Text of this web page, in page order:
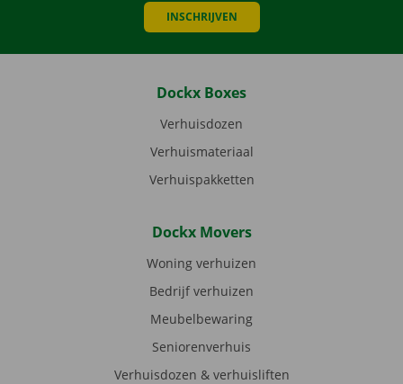
INSCHRIJVEN
Dockx Boxes
Verhuisdozen
Verhuismateriaal
Verhuispakketten
Dockx Movers
Woning verhuizen
Bedrijf verhuizen
Meubelbewaring
Seniorenverhuis
Verhuisdozen & verhuisliften